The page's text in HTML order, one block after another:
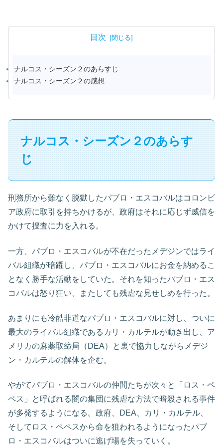
目次
ナルコス・シーズン２のあらすじ
ナルコス・シーズン２の感想
ナルコス・シーズン２のあらす
じ
刑務所から難なく脱獄したパブロ・エスコバルはコロンビ
ア政府に取引を持ちかけるが、政府はそれに応じず威信を
かけて捜査に力を入れる。
一方、パブロ・エスコバルが不在だったメデジンではライ
バル組織が暗躍し、パブロ・エスコバルにお金を納めるこ
となく勝手な活動をしていた。それを知ったパブロ・エス
コバルは怒り狂い、またしても残虐な見せしめを行った。
あまりにも冷酷非道なパブロ・エスコバルに対し、ついに
最大のライバル組織であるカリ・カルテルが動き出し、ア
メリカの麻薬取締局（DEA）と裏で協力しながらメデジ
ン・カルテルの解体を企む。
やがてパブロ・エスコバルの仲間たちが次々と「ロス・ペ
ペス」と呼ばれる闇の集団に残虐な方法で暗殺される事件
が多発するようになる。政府、DEA、カリ・カルテル、
そしてロス・ペペスから命を狙われるようになったパブ
ロ・エスコバルはついに逃げ場を失っていく。